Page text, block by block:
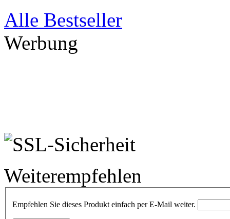
Alle Bestseller
Werbung
Weiterempfehlen
Empfehlen Sie dieses Produkt einfach per E-Mail weiter.